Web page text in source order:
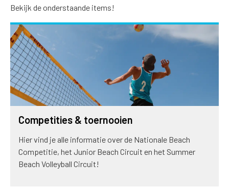
Bekijk de onderstaande items!
Competities & toernooien
Hier vind je alle informatie over de Nationale Beach
Competitie, het Junior Beach Circuit en het Summer
Beach Volleyball Circuit!